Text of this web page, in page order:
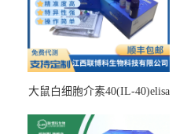
大鼠白细胞介素40(IL-40)elisa